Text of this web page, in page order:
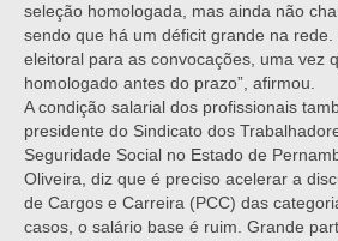
seleção homologada, mas ainda não
sendo que há um déficit grande na
eleitoral para as convocações, uma vez
homologado antes do prazo”, afirmou.
A condição salarial dos profissionais
presidente do Sindicato dos
Seguridade Social no Estado de
Oliveira, diz que é preciso acelerar a
de Cargos e Carreira (PCC) das
casos, o salário base é ruim. Grande